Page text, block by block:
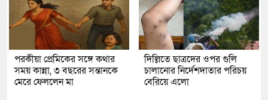
পরকীয়া প্রেমিকের সঙ্গে কথার
সময় কান্না, ৩ বছরের সন্তানকে
মেরে ফেললেন মা
দিল্লিতে ছাত্রদের ওপর গুলি
চালানোর নির্দেশদাতার পরিচয়
বেরিয়ে এলো